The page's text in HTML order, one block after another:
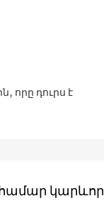
որը դուրս է
կարևոր